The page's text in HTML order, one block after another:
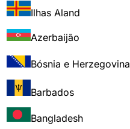
Ilhas Aland
Azerbaijão
Bósnia e Herzegovina
Barbados
Bangladesh